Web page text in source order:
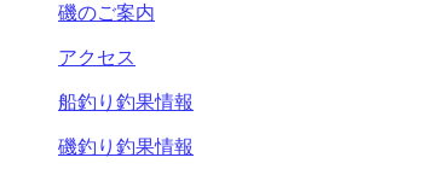
磯のご案内
アクセス
船釣り釣果情報
磯釣り釣果情報